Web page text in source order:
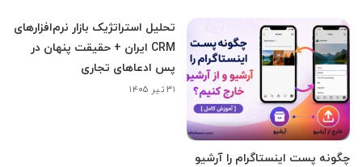
چگونه پست اینستاگرام را آرشیو
تحلیل استراتژیک بازار نرم‌افزارهای
CRM ایران + حقیقت پنهان در
پس ادعاهای تجاری
۳۱ تیر ۱۴۰۵